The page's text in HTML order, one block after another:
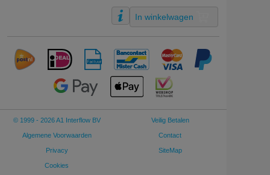
In winkelwagen
© 1999 - 2026 A1 Interflow BV
Algemene Voorwaarden
Privacy
Cookies
Veilig Betalen
Contact
SiteMap